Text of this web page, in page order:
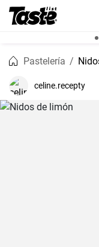
Pastelería
celine.recepty